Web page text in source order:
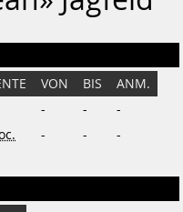
VON BIS
ANM.
- -
-
- - -